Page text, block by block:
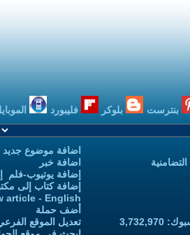
بنترست بلوكر فليبورد
اضافة موضوع جديد
اضافة خبر
إضافة يوتيوب-فلم
إضافة كتاب إلى
article - English
أضف حملة
تعديل الموقع